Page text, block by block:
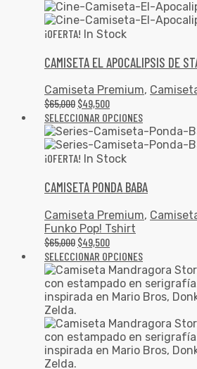
¡OFERTA! In Stock
CAMISETA EL APOCALIPSIS DE
Camiseta Premium,
$65,000 $49,500
SELECCIONAR OPCIONES
¡OFERTA! In Stock
CAMISETA PONDA BABA
Camiseta Premium,
Funko Pop! Tshirt
$65,000 $49,500
SELECCIONAR OPCIONES